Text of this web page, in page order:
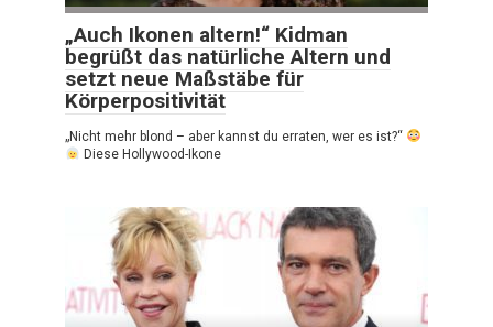
„Auch Ikonen altern!“ Kidman
begrüßt das natürliche Altern und
setzt neue Maßstäbe für
Körperpositivität
„Nicht mehr blond – aber kannst du erraten, wer es ist?“
Diese Hollywood-Ikone